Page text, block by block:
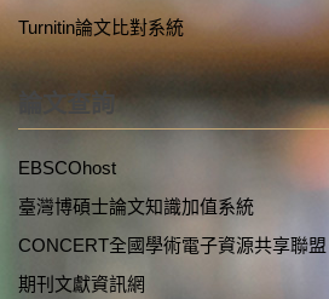
Turnitin論文比對系統
論文查詢
EBSCOhost
臺灣博碩士論文知識加值系統
CONCERT全國學術電子資源共享聯盟
期刊文獻資訊網